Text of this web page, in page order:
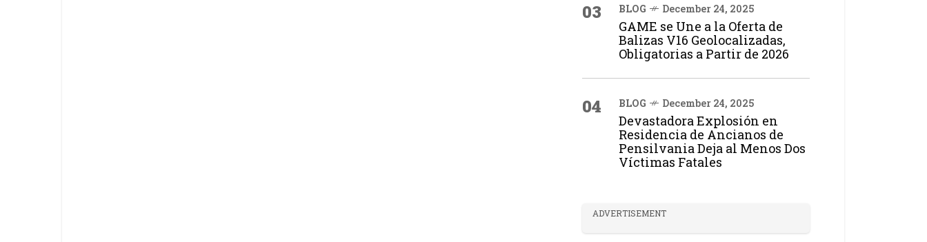
03 BLOG December 24, 2025
GAME se Une a la Oferta de
Balizas V16 Geolocalizadas,
Obligatorias a Partir de 2026
04 BLOG December 24, 2025
Devastadora Explosión en
Residencia de Ancianos de
Pensilvania Deja al Menos Dos
Víctimas Fatales
ADVERTISEMENT